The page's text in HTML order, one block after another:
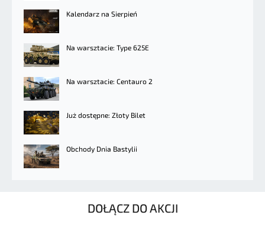
Kalendarz na Sierpień
Na warsztacie: Type 625E
Na warsztacie: Centauro 2
Już dostępne: Złoty Bilet
Obchody Dnia Bastylii
DOŁĄCZ DO AKCJI